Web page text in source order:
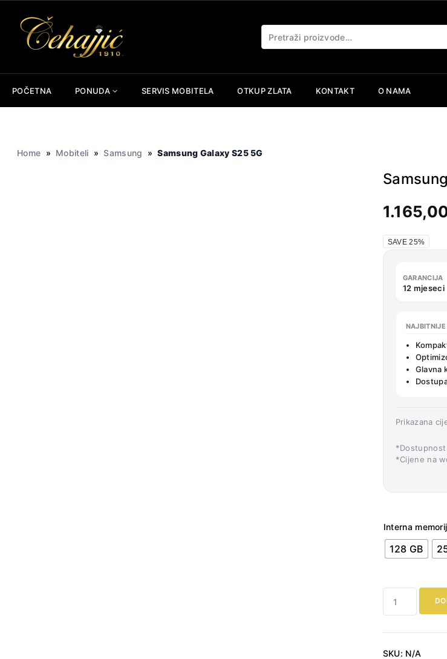
content
POČETNA PONUDA SERVIS MOBITELA OTKUP ZLATA KONTAKT O NAMA
Home » Mobiteli » Samsung » Samsung Galaxy S25 5G
SAVE 25%
GARANCIJA
12 mjeseci
Glavna
Prikazana
*Cijene na
Interna
128 GB
Galaxy
količina
SKU: N/A